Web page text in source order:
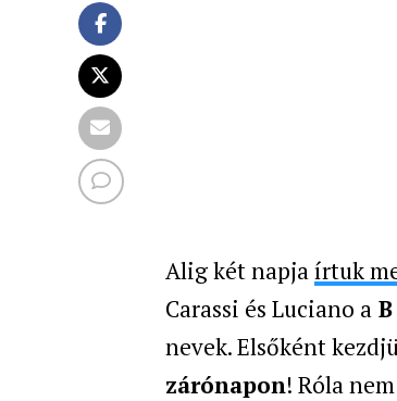
Alig két napjaírtuk
Carassi és Luciano a
nevek. Elsőként
zárónapon! Róla